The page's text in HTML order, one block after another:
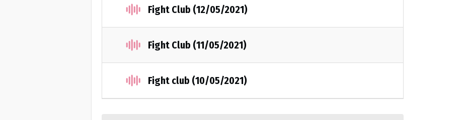
Fight Club (12/05/2021)
Fight Club (11/05/2021)
Fight club (10/05/2021)